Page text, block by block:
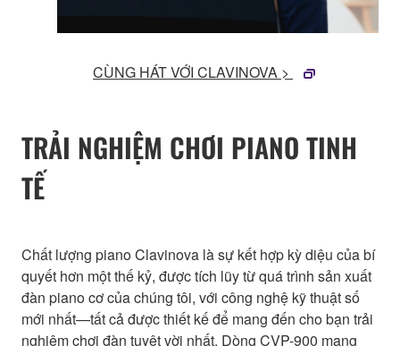
CÙNG HÁT VỚI CLAVINOVA >
TRẢI NGHIỆM CHƠI PIANO TINH
TẾ
Chất lượng piano Clavinova là sự kết hợp kỳ diệu của bí
quyết hơn một thế kỷ, được tích lũy từ quá trình sản xuất
đàn piano cơ của chúng tôi, với công nghệ kỹ thuật số
mới nhất—tất cả được thiết kế để mang đến cho bạn trải
nghiệm chơi đàn tuyệt vời nhất. Dòng CVP-900 mang